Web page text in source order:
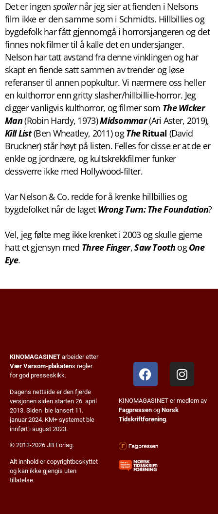
Det er ingen spoilernår jeg sier at fienden i Nelsons
film ikke er den samme som i Schmidts. Hillbillies og
bygdefolk har fått gjennomgå i horrorsjangeren og det
finnes nok filmer til å kalle det en undersjanger.
Nelson har tatt avstand fra denne vinklingen og har
skapt en fiende satt sammen av trender og løse
referanser til annen popkultur. Vi nærmere oss heller
en kulthorror enn gritty slasher/hillbillie-horror. Jeg
digger vanligvis kulthorror, og filmer som The Wicker
Man(Robin Hardy, 1973)Midsommar(Ari Aster, 2019),
Kill List(Ben Wheatley, 2011) ogTheRitual (David
Bruckner) står høyt på listen. Felles for disse er at de er
enkle og jordnære, og kultskrekkfilmer funker
dessverre ikke med Hollywood-filter.
Var Nelson & Co. redde for å krenke hillbillies og
bygdefolket når de laget Wrong Turn: The Foundation?
Vel, jeg følte meg ikke krenket i 2003 og skulle gjerne
hatt et gjensyn med Three Finger,Saw ToothogOne
Eye.
KINOMAGASINET arbeider etter
Vær Varsom-plakatens regler
for god presseskikk.
Dagens nettside er den fjerde
versjonen siden starten 26. april
2013. Siden ble lansert 11.
januar 2024. KM+ systemet ble
innført i august 2023.
© 2013-2026 JB Forlag.
Alt innhold er copyrightbeskyttet
og kan ikke gjengis uten
tillatelse.
KINOMAGASINET er medlem av
Fagpressen og Norsk
Tidskriftforening.